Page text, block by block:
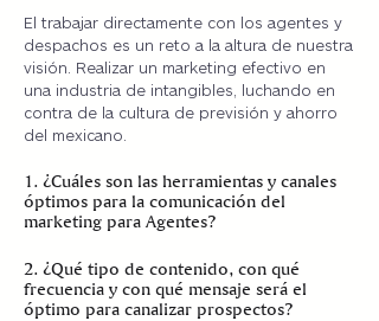
El trabajar directamente con los agentes y
despachos es un reto a la altura de nuestra
visión. Realizar un marketing efectivo en
una industria de intangibles, luchando en
contra de la cultura de previsión y ahorro
del mexicano.
1. ¿Cuáles son las herramientas y canales
óptimos para la comunicación del
marketing para Agentes?
2. ¿Qué tipo de contenido, con qué
frecuencia y con qué mensaje será el
óptimo para canalizar prospectos?